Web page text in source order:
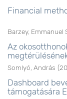
Financial
Barzey, Emmanuel
Az
Somlyó, András (
Dashboard
támogatására